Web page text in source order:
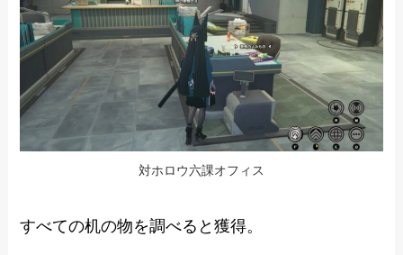
対ホロウ六課オフィス
すべての机の物を調べると獲得。